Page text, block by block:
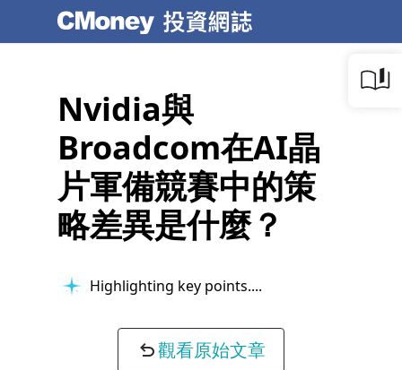
Nvidia與
Broadcom在AI晶
片軍備競賽中的策
略差異是什麼？
Highlighting key points...
觀看原始文章